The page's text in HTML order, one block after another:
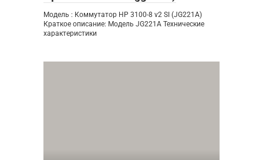
Модель : Коммутатор HP 3100-8 v2 SI (JG221A)
Краткое описание: Модель JG221A Технические
характеристики